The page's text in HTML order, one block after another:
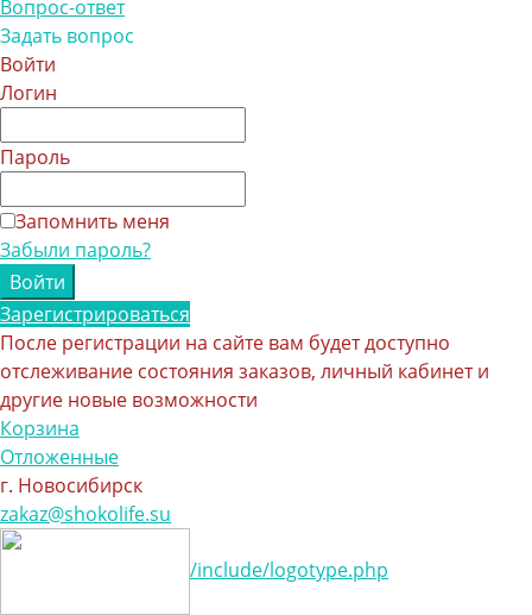
Вопрос-ответ
Задать вопрос
Войти
Логин
Пароль
Запомнить меня
Забыли пароль?
Зарегистрироваться
После регистрации на сайте вам будет доступно
отслеживание состояния заказов, личный кабинет и
другие новые возможности
Корзина
Отложенные
г. Новосибирск
zakaz@shokolife.su
/include/logotype.php